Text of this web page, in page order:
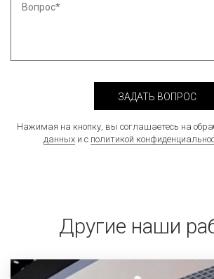
ЗАДАТЬ ВОПРОС
Нажимая на кнопку, вы соглашаетесь на
данных и с политикой
Другие наши